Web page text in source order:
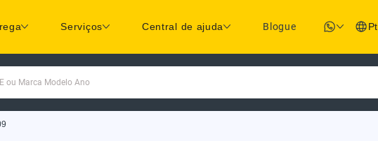
Serviços Central de ajuda Blogue Pt
ou Marca Modelo Ano